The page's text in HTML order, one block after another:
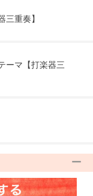
三重奏】
ーマ【打楽器三